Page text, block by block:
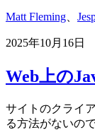
Matt Fleming
2025年10月16日
Web上の
サイトのクライ
る方法がないの